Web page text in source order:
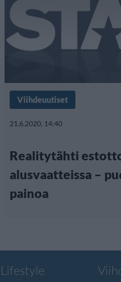
Viihdeuutiset
21.6.2020, 14:40
Realitytähti
alusvaatteissa –
painoa
Lifestyle